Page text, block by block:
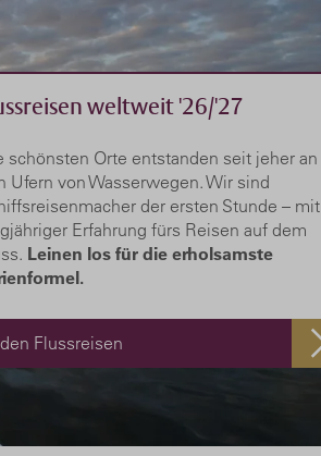
weltweit '26/'27
schönsten Orte entstanden seit jeher an
Ufern von Wasserwegen. Wir sind
der ersten Stunde – mit
Erfahrung fürs Reisen auf dem
Leinen los für die erholsamste
Flussreisen